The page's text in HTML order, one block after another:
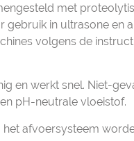
met
gebruik in ultrasone en
volgens de
en werkt snel. Niet-
pH-neutrale vloeistof.
het afvoersysteem